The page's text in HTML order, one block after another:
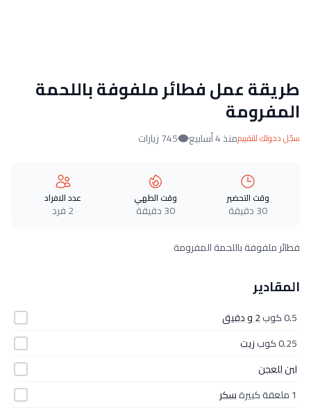
طريقة عمل فطائر ملفوفة باللحمة
المفرومة
سجّل دخولك للتقييممنذ 4 أسابيع 745 زيارات
وقت التحضير
30 دقيقة
وقت الطهي
30 دقيقة
عدد الافراد
2 فرد
فطائر ملفوفة باللحمة المفرومة
المقادير
0.5 كوب
2 و دقيق
0.25 كوب
زيت
لبن للعجن
1 ملعقة كبيرة
سكر